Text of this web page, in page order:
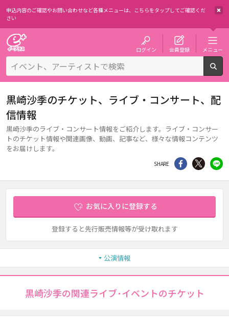
申込内容のご確認やお問い合わせなど各種メニューは、 こちらをタップしてご確認くだ
さい
ログイン 会員登録 メニュー
黒崎沙季のチケット、ライブ・コンサート、配
信情報
黒崎沙季のライブ・コンサート情報をご紹介します。ライブ・コンサー
トのチケット情報や関連画像、動画、記事など、様々な情報コンテンツ
をお届けします。
SHARE シェア Twitter
お気に入りに登録する
登録すると先行販売情報等が受け取れます
公演情報
黒崎沙季の関連ライブ･イベントのチケット